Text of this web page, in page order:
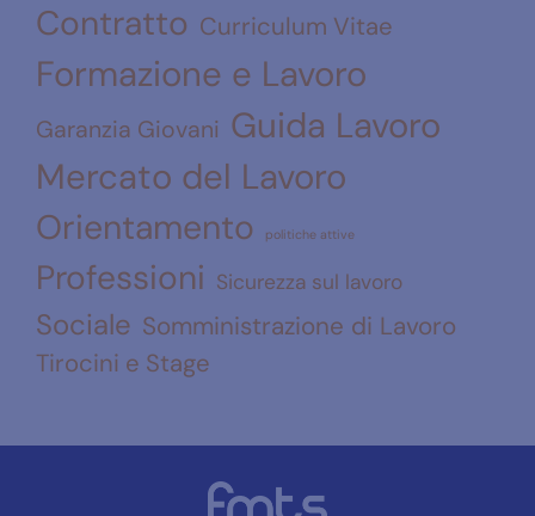
Contratto Curriculum Vitae
Formazione e Lavoro
Garanzia Giovani Guida Lavoro
Mercato del Lavoro
Orientamento politiche attive
Professioni Sicurezza sul lavoro
Sociale Somministrazione di Lavoro
Tirocini e Stage